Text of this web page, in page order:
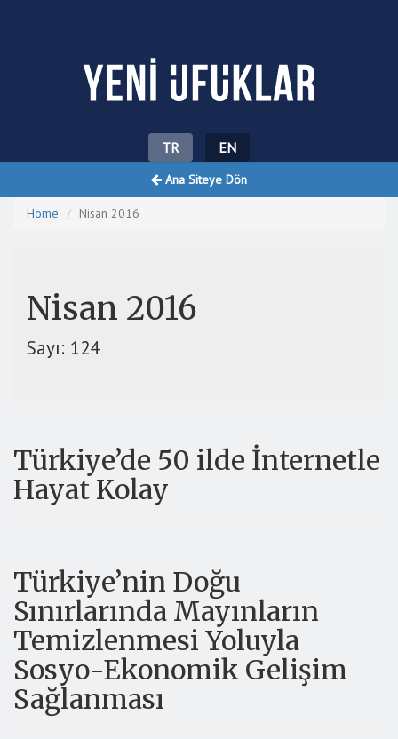
TR EN
Ana Siteye Dön
Home Nisan 2016
Nisan 2016
Sayı: 124
Türkiye’de 50 ilde İnternetle
Hayat Kolay
Türkiye’nin Doğu
Sınırlarında Mayınların
Temizlenmesi Yoluyla
Sosyo-Ekonomik Gelişim
Sağlanması